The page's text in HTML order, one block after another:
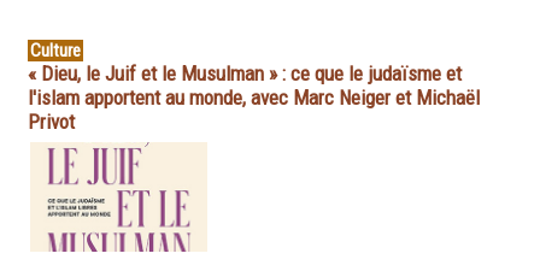
Culture
« Dieu, le Juif et le Musulman » : ce que le judaïsme et
l'islam apportent au monde, avec Marc Neiger et Michaël
Privot